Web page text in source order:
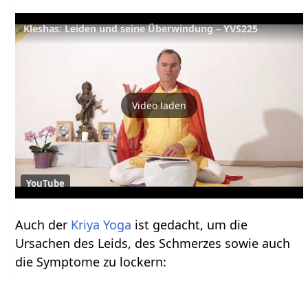
Kleshas: Leiden und seine Überwindung – YVS225
Video laden
YouTube
Auch der Kriya Yoga ist gedacht, um die
Ursachen des Leids, des Schmerzes sowie auch
die Symptome zu lockern: